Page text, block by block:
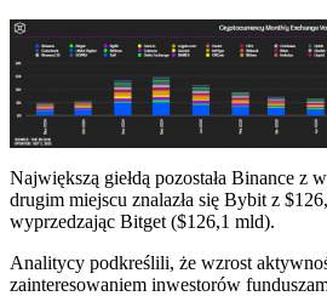
Największą giełdą pozostała Binance z
drugim miejscu znalazła się Bybit z
wyprzedzając Bitget ($126,1 mld).
Analitycy podkreślili, że wzrost
zainteresowaniem inwestorów